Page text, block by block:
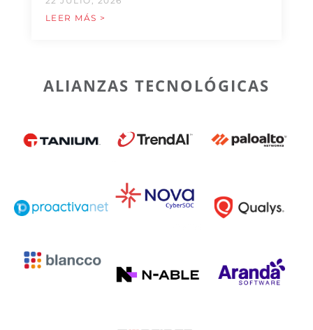
LEER MÁS >
ALIANZAS TECNOLÓGICAS